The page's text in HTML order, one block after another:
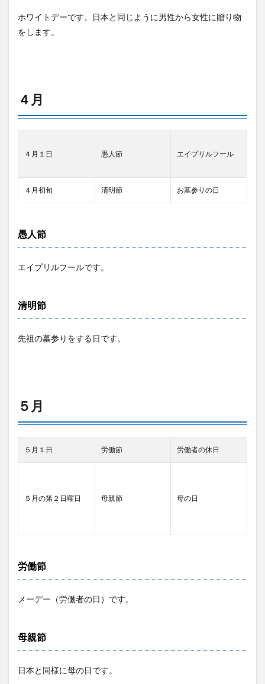
ホワイトデーです。日本と同じように男性から女性に贈り物
をします。
４月
４月１日 愚人節 エイプリルフール
４月初旬 清明節 お墓参りの日
愚人節
エイプリルフールです。
清明節
先祖の墓参りをする日です。
５月
５月１日 労働節 労働者の休日
５月の第２日曜日 母親節 母の日
労働節
メーデー（労働者の日）です。
母親節
日本と同様に母の日です。